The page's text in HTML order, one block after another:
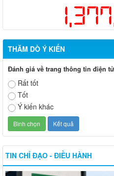
THĂM DÒ Ý KIẾN
Đánh giá về trang thông tin điện
Rất tốt
Tốt
Ý kiến khác
TIN CHỈ ĐẠO - ĐIỀU HÀNH